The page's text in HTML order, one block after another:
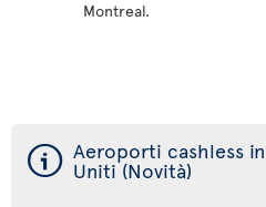
Montreal.
ý Aeroporti cashless
Uniti (Novità)